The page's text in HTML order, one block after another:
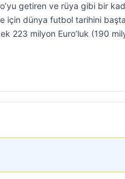
getiren ve rüya gibi bir
için dünya futbol tarihini
223 milyon Euro’luk (190